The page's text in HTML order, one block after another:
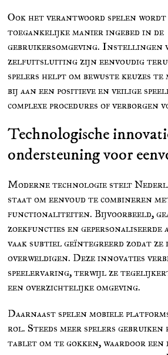
Ook het verantwoord spelen wordt
toegankelijke manier ingebed in de
gebruikersomgeving. Instellingen
zelfuitsluiting zijn eenvoudig
spelers helpt om bewuste keuzes
bij aan een positieve en veilige
complexe procedures of verborgen
Technologische
ondersteuning voor
Moderne technologie stelt
staat om eenvoud te combineren
functionaliteiten. Bijvoorbeeld,
zoekfuncties en gepersonaliseerde
vaak subtiel geïntegreerd zodat
overweldigen. Deze innovaties
speelervaring, terwijl ze
een overzichtelijke omgeving.
Daarnaast spelen mobiele
rol. Steeds meer spelers
tablet om te gokken, waardoor een